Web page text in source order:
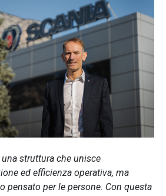
struttura che unisce
ed efficienza operativa, ma
pensato per le persone. Con questa